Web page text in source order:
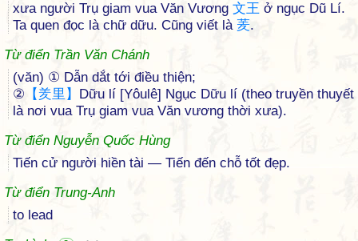
xưa người Trụ giam vua Văn Vương 文王 ở ngục Dũ Lí.
Ta quen đọc là chữ dữu. Cũng viết là 羐.
Từ điển Trần Văn Chánh
(văn) ① Dẫn dắt tới điều thiện;
② 【羑里 】 Dữu lí [Yôulê] Ngục Dữu lí (theo truyền thuyết
là nơi vua Trụ giam vua Văn vương thời xưa).
Từ điển Nguyễn Quốc Hùng
Tiến cử người hiền tài — Tiến đến chỗ tốt đẹp.
Từ điển Trung-Anh
to lead